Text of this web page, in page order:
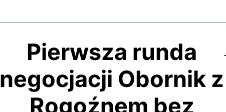
Pierwsza runda
negocjacji Obornik z
Rogoźnem bez